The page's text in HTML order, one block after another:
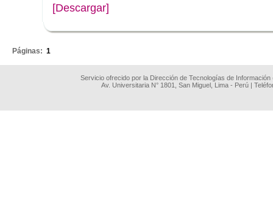
[Descargar]
Páginas: 1
Servicio ofrecido por la Dirección de Tecnologías de
Av. Universitaria N° 1801, San Miguel, Lima - Perú |